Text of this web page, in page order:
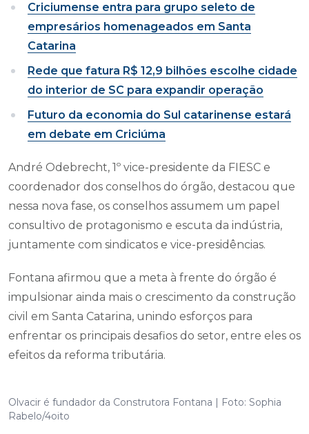
Criciumense entra para grupo seleto de
empresários homenageados em Santa
Catarina
Rede que fatura R$ 12,9 bilhões escolhe cidade
do interior de SC para expandir operação
Futuro da economia do Sul catarinense estará
em debate em Criciúma
André Odebrecht, 1º vice-presidente da FIESC e
coordenador dos conselhos do órgão, destacou que
nessa nova fase, os conselhos assumem um papel
consultivo de protagonismo e escuta da indústria,
juntamente com sindicatos e vice-presidências.
Fontana afirmou que a meta à frente do órgão é
impulsionar ainda mais o crescimento da construção
civil em Santa Catarina, unindo esforços para
enfrentar os principais desafios do setor, entre eles os
efeitos da reforma tributária.
Olvacir é fundador da Construtora Fontana | Foto: Sophia
Rabelo/4oito